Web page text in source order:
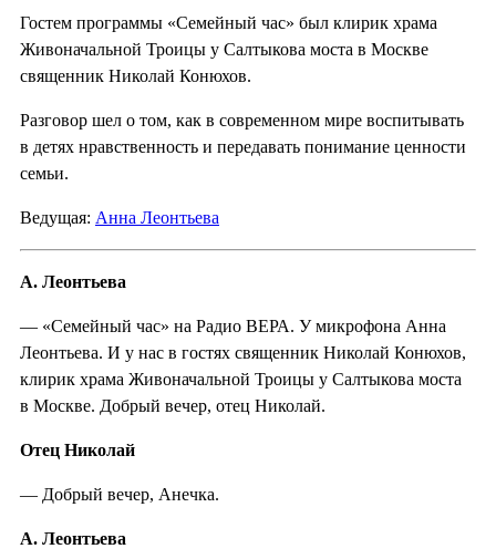
Гостем программы «Семейный час» был клирик храма
Живоначальной Троицы у Салтыкова моста в Москве
священник Николай Конюхов.
Разговор шел о том, как в современном мире воспитывать
в детях нравственность и передавать понимание ценности
семьи.
Ведущая: Анна Леонтьева
А. Леонтьева
— «Семейный час» на Радио ВЕРА. У микрофона Анна
Леонтьева. И у нас в гостях священник Николай Конюхов,
клирик храма Живоначальной Троицы у Салтыкова моста
в Москве. Добрый вечер, отец Николай.
Отец Николай
— Добрый вечер, Анечка.
А. Леонтьева